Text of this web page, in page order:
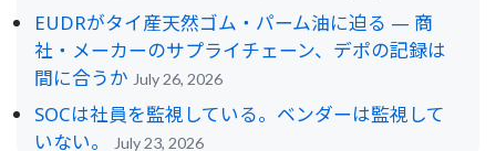
EUDRがタイ産天然ゴム・パーム油に迫る — 商
社・メーカーのサプライチェーン、デポの記録は
間に合うか July 26, 2026
SOCは社員を監視している。ベンダーは監視して
いない。
July 23, 2026